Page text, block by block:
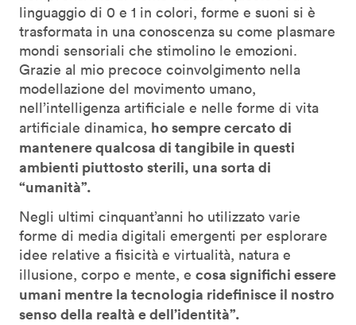
linguaggio di 0 e 1 in colori, forme e suoni si è
trasformata in una conoscenza su come plasmare
mondi sensoriali che stimolino le emozioni.
Grazie al mio precoce coinvolgimento nella
modellazione del movimento umano,
nell’intelligenza artificiale e nelle forme di vita
artificiale dinamica, ho sempre cercato di
mantenere qualcosa di tangibile in questi
ambienti piuttosto sterili, una sorta di
“umanità”.
Negli ultimi cinquant’anni ho utilizzato varie
forme di media digitali emergenti per esplorare
idee relative a fisicità e virtualità, natura e
illusione, corpo e mente, e cosa significhi essere
umani mentre la tecnologia ridefinisce il nostro
senso della realtà e dell’identità”.